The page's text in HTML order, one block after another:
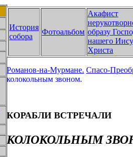
История
собора
Фотоальбом
Акафист
образу
нашего
Христа
Романов-на-Мурмане. Спасо-
колокольным звоном.
КОРАБЛИ ВСТРЕЧАЛИ
КОЛОКОЛЬНЫМ